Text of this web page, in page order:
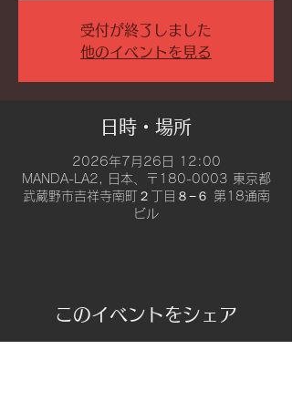
受付が終了しました
他のイベントを見る
日時・場所
2026年7月26日 12:00
MANDA-LA2, 日本、〒180-0003 東京都
武蔵野市吉祥寺南町２丁目８−６ 第18通南
ビル
このイベントをシェア